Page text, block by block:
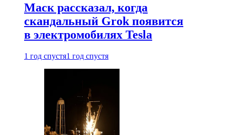
Маск рассказал, когда
скандальный Grok появится
в электромобилях Tesla
1 год спустя1 год спустя